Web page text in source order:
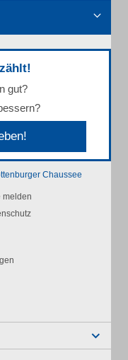
gut?
Chaussee
melden